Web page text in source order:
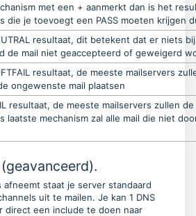
met een + aanmerkt dan is het
die je toevoegt een PASS moeten krijgen
resultaat, dit betekent dat er niets
de mail niet geaccepteerd of geweigerd
resultaat, de meeste mailservers
ongewenste mail plaatsen
resultaat, de meeste mailservers zullen
laatste mechanism zal alle mail die niet
afneemt staat je server standaard
uit te mailen. Je kan 1 DNS
direct een include te doen naar